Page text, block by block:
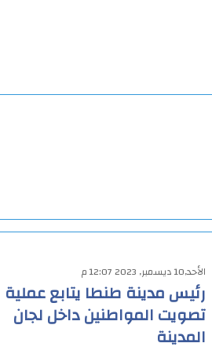
الأحد,10 ديسمبر, 2023 12:07 م
رئيس مدينة طنطا يتابع عملية
تصويت المواطنين داخل لجان
المدينة